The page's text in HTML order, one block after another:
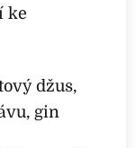
ke
džus,
gin